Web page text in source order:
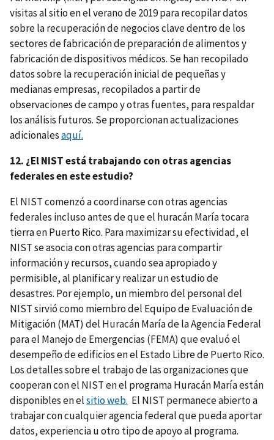
visitas al sitio en el verano de 2019 para recopilar datos
sobre la recuperación de negocios clave dentro de los
sectores de fabricación de preparación de alimentos y
fabricación de dispositivos médicos. Se han recopilado
datos sobre la recuperación inicial de pequeñas y
medianas empresas, recopilados a partir de
observaciones de campo y otras fuentes, para respaldar
los análisis futuros. Se proporcionan actualizaciones
adicionalesaquí.
12. ¿El NIST está trabajando con otras agencias
federales en este estudio?
El NIST comenzó a coordinarse con otras agencias
federales incluso antes de que el huracán María tocara
tierra en Puerto Rico. Para maximizar su efectividad, el
NIST se asocia con otras agencias para compartir
información y recursos, cuando sea apropiado y
permisible, al planificar y realizar un estudio de
desastres. Por ejemplo, un miembro del personal del
NIST sirvió como miembro del Equipo de Evaluación de
Mitigación (MAT) del Huracán María de la Agencia Federal
para el Manejo de Emergencias (FEMA) que evaluó el
desempeño de edificios en el Estado Libre de Puerto Rico.
Los detalles sobre el trabajo de las organizaciones que
cooperan con el NIST en el programa Huracán María están
disponibles en elsitio web. El NIST permanece abierto a
trabajar con cualquier agencia federal que pueda aportar
datos, experiencia u otro tipo de apoyo al programa.